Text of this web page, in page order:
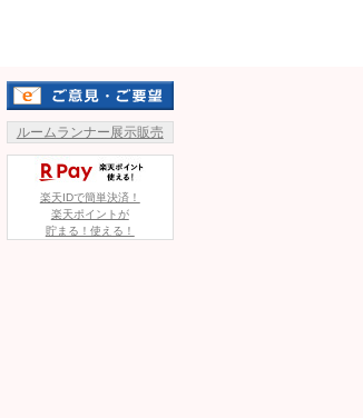
飛び蹴りするよしきまる
は、この試
試合は行われる。
。よしきま
打が止まら
本来TETSU
ことに。
ルームランナー展示販売
楽天IDで簡単決済！
楽天ポイントが
貯まる！使える！